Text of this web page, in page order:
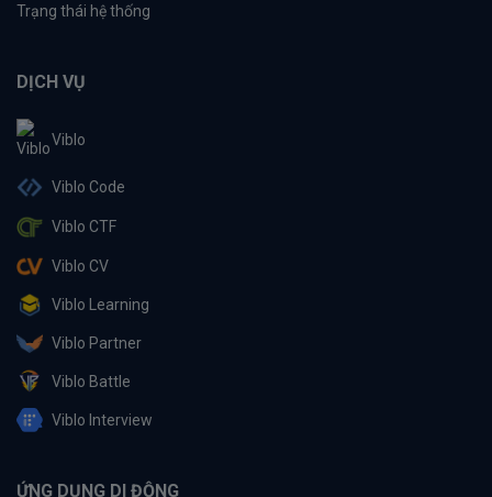
Trạng thái hệ thống
DỊCH VỤ
Viblo
Viblo Code
Viblo CTF
Viblo CV
Viblo Learning
Viblo Partner
Viblo Battle
Viblo Interview
ỨNG DỤNG DI ĐỘNG